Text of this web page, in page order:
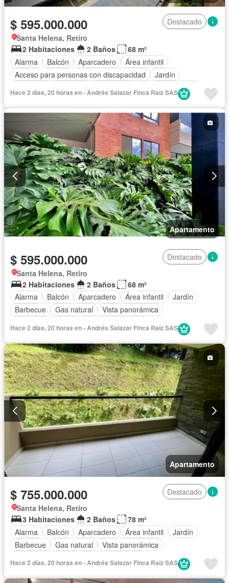
$ 595.000.000
Destacado
Santa Helena, Retiro
2 Habitaciones
2 Baños
68 m²
Alarma
Balcón Aparcadero
Área infantil
Acceso para personas con discapacidad
Jardín
Vista panorámica
Hace 2 días, 20 horas en - Andrés Salazar Finca Raíz SAS
Apartamento
$ 595.000.000
Destacado
Santa Helena, Retiro
2 Habitaciones
2 Baños
68 m²
Alarma
Balcón Aparcadero Área infantil
Jardín
Barbecue
Gas natural
Vista panorámica
Hace 2 días, 20 horas en - Andrés Salazar Finca Raíz SAS
Apartamento
$ 755.000.000
Destacado
Santa Helena, Retiro
3 Habitaciones
2 Baños
78 m²
Alarma
Balcón Aparcadero Área infantil
Jardín
Barbecue
Gas natural
Vista panorámica
Hace 2 días, 20 horas en - Andrés Salazar Finca Raíz SAS